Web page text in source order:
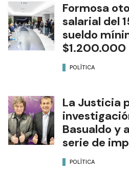
Formosa
salarial del
sueldo
$1.200.000
POLÍTICA
La Justicia
Basualdo y
serie de
POLÍTICA